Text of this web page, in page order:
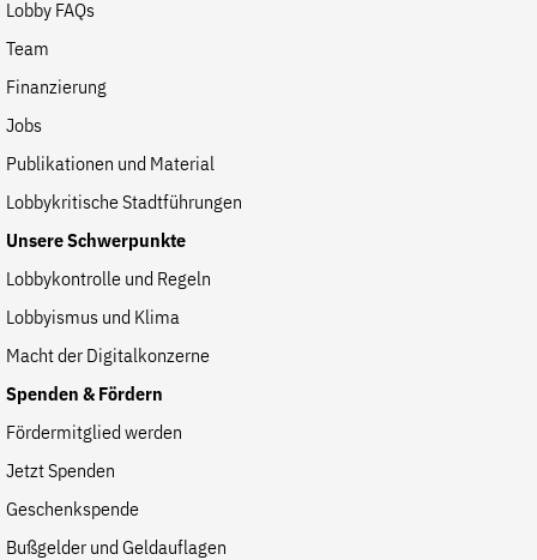
Lobby FAQs
Team
Finanzierung
Jobs
Publikationen und Material
Lobbykritische Stadtführungen
Unsere Schwerpunkte
Lobbykontrolle und Regeln
Lobbyismus und Klima
Macht der Digitalkonzerne
Spenden & Fördern
Fördermitglied werden
Jetzt Spenden
Geschenkspende
Bußgelder und Geldauflagen